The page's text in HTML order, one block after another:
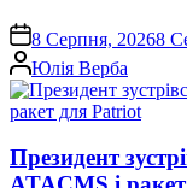
on8 Серпня, 20268
Опубліковано
Юлія Верба
Президент